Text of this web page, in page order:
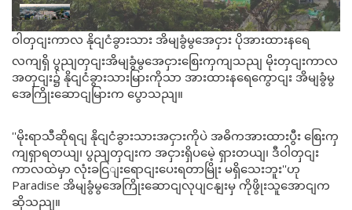
ဝါတှငျးကာလ နိုငျငံခွားသား အိမျခွံမွအေငှား ပိုအားထားနရေ
လကျရှိ ပွညျတှငျးအိမျခွံမွအေငှားစြေးကှကျသညျ မိုးတှငျးကာလ
အတှငျး၌ နိုငျငံခွားသားမြားကိုသာ အားထားနရေကွောငျး အိမျခွံမွ
အေကြိုးဆောငျမြားက ပွောသညျ။
''မိုးရာသီဆိုရငျ နိုငျငံခွားသားအငှားကိုပဲ အဓိကအားထားပွီး စြေးကှ
ကျရှာရတယျ၊ ပွညျတှငျးက အငှားရှိပမေဲ့ ရှားတယျ၊ ဒီဝါတှငျး
ကာလထဲမှာ လုံးခငြျးရောငျးပေးရတာမြိုး မရှိသေးဘူး''ဟု
Paradise အိမျခွံမွအေကြိုးဆောငျလုပျငနျးမှ ကိုဖွိုးသူအောငျက
ဆိုသညျ။